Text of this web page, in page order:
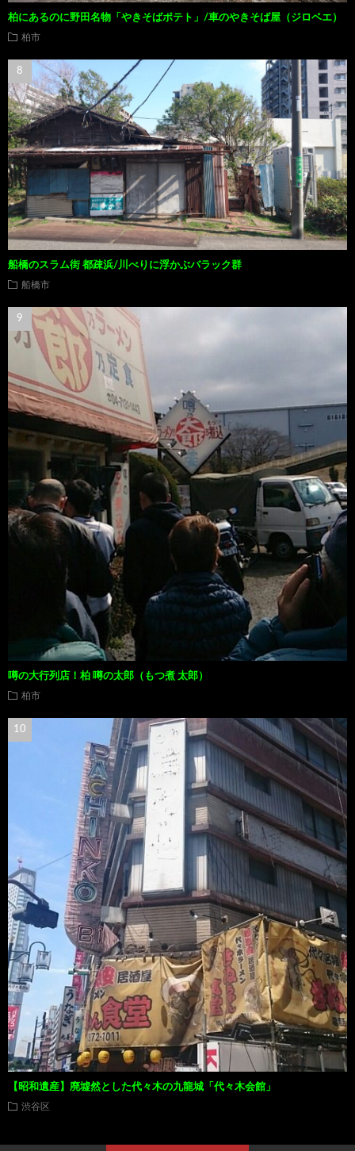
柏にあるのに野田名物「やきそばポテト」/車のやきそば屋（ジロベエ）
柏市
船橋のスラム街 都疎浜/川べりに浮かぶバラック群
船橋市
噂の大行列店！柏 噂の太郎（もつ煮 太郎）
柏市
【昭和遺産】廃墟然とした代々木の九龍城「代々木会館」
渋谷区